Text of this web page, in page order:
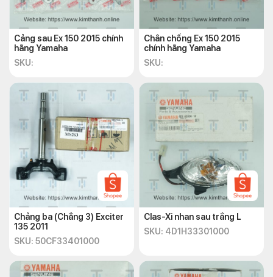
Cảng sau Ex 150 2015 chính
hãng Yamaha
SKU:
Chân chống Ex 150 2015
chính hãng Yamaha
SKU:
Chảng ba (Chẳng 3) Exciter
135 2011
SKU: 50CF33401000
Clas-Xi nhan sau trắng L
SKU: 4D1H33301000